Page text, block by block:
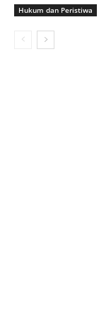
Hukum dan Peristiwa